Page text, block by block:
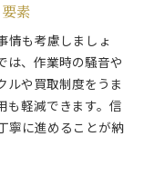
認方法
提案
視する利点
るポイント
素
情も考慮しましょ
は、作業時の騒音や
ルや買取制度をうま
も軽減できます。信
寧に進めることが納